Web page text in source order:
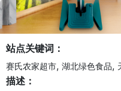
站点关键词：
赛氏农家超市, 湖北绿色食品,
描述：